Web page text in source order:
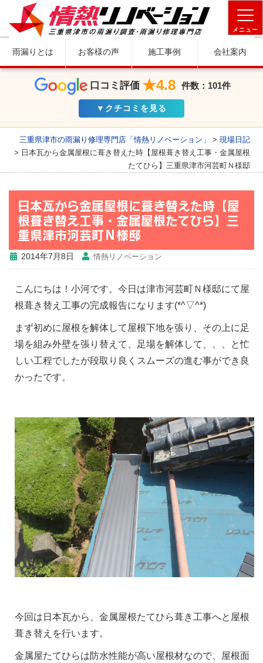
メニュー
雨漏りとは お客様の声 施工事例 会社案内
口コミ評価 ★4.8 件数：101件
▼クチコミを見る
三重県津市の雨漏り修理専門店「情熱リノベーション」 > 現場日記
> 日本瓦から金属屋根に葺き替えた時【屋根葺き替え工事・金属屋根
たてひら】三重県津市河芸町Ｎ様邸
日本瓦から金属屋根に葺き替えた時【屋
根葺き替え工事・金属屋根たてひら】三
重県津市河芸町Ｎ様邸
2014年7月8日 情熱リノベーション
こんにちは！小河です。今日は津市河芸町Ｎ様邸にて屋
根葺き替え工事の完成報告になります(*^▽^*)
まず初めに屋根を解体して屋根下地を張り、その上に足
場を組み外壁を張り替えて、足場を解体して、、、と忙
しい工程でしたが段取り良くスムーズの進む事ができ良
かったです。
今回は日本瓦から、金属屋根たてひら葺き工事へと屋根
葺き替えを行います。
金属屋たてひらは防水性能が高い屋根材なので、屋根面